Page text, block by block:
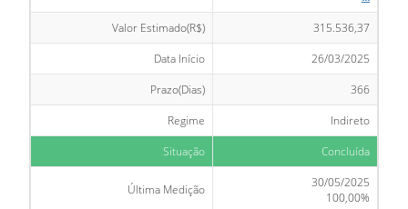
Valor Estimado(R$)
315.536,37
Data Início
26/03/2025
Prazo(Dias)
366
Regime
Indireto
Situação
Concluída
Última Medição
30/05/2025
100,00%